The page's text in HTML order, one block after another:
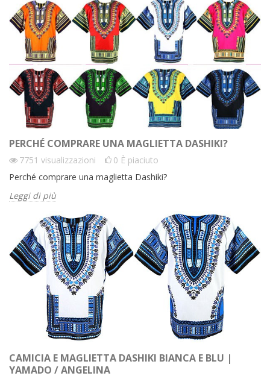
PERCHÉ COMPRARE UNA MAGLIETTA DASHIKI?
7751 visualizzazioni 0 È piaciuto
Perché comprare una maglietta Dashiki?
Leggi di più
CAMICIA E MAGLIETTA DASHIKI BIANCA E BLU |
YAMADO / ANGELINA